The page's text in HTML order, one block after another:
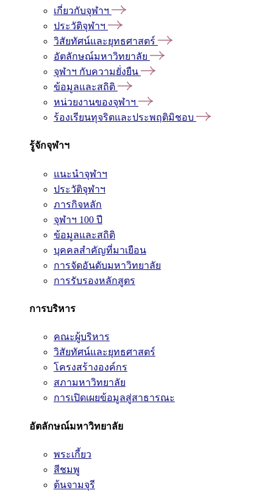
เกี่ยวกับจุฬาฯ
ประวัติจุฬาฯ
วิสัยทัศน์และยุทธศาสตร์
อัตลักษณ์มหาวิทยาลัย
จุฬาฯ กับความยั่งยืน
ข้อมูลและสถิติ
หน่วยงานของจุฬาฯ
ร้องเรียนทุจริตและประพฤติมิชอบ
รู้จักจุฬาฯ
แนะนำจุฬาฯ
ประวัติจุฬาฯ
ภารกิจหลัก
จุฬาฯ 100 ปี
ข้อมูลและสถิติ
บุคคลสำคัญที่มาเยือน
การจัดอันดับมหาวิทยาลัย
การรับรองหลักสูตร
การบริหาร
คณะผู้บริหาร
วิสัยทัศน์และยุทธศาสตร์
โครงสร้างองค์กร
สภามหาวิทยาลัย
การเปิดเผยข้อมูลสู่สาธารณะ
อัตลักษณ์มหาวิทยาลัย
พระเกี้ยว
สีชมพู
ต้นจามจุรี